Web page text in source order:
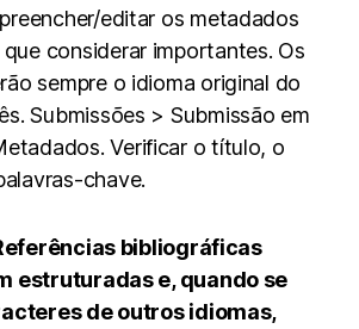
editar os metadados
considerar importantes. Os
sempre o idioma original do
Submissões > Submissão em
Verificar o título, o
chave.
bibliográficas
estruturadas e, quando se
de outros idiomas,